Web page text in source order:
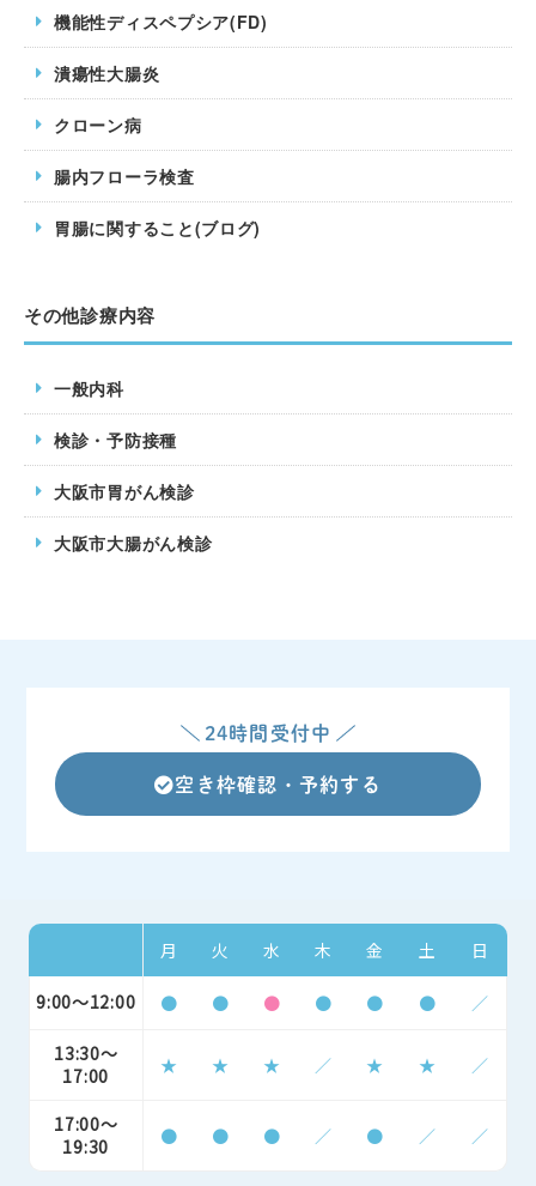
機能性ディスペプシア(FD)
潰瘍性大腸炎
クローン病
腸内フローラ検査
胃腸に関すること(ブログ)
その他診療内容
一般内科
検診・予防接種
大阪市胃がん検診
大阪市大腸がん検診
24時間受付中
空き枠確認・予約する
月 火 水 木 金 土 日
9:00～12:00 ● ● ● ● ● ● ／
13:30～
17:00
★ ★ ★ ／ ★ ★ ／
17:00～
19:30
● ● ● ／ ● ／ ／